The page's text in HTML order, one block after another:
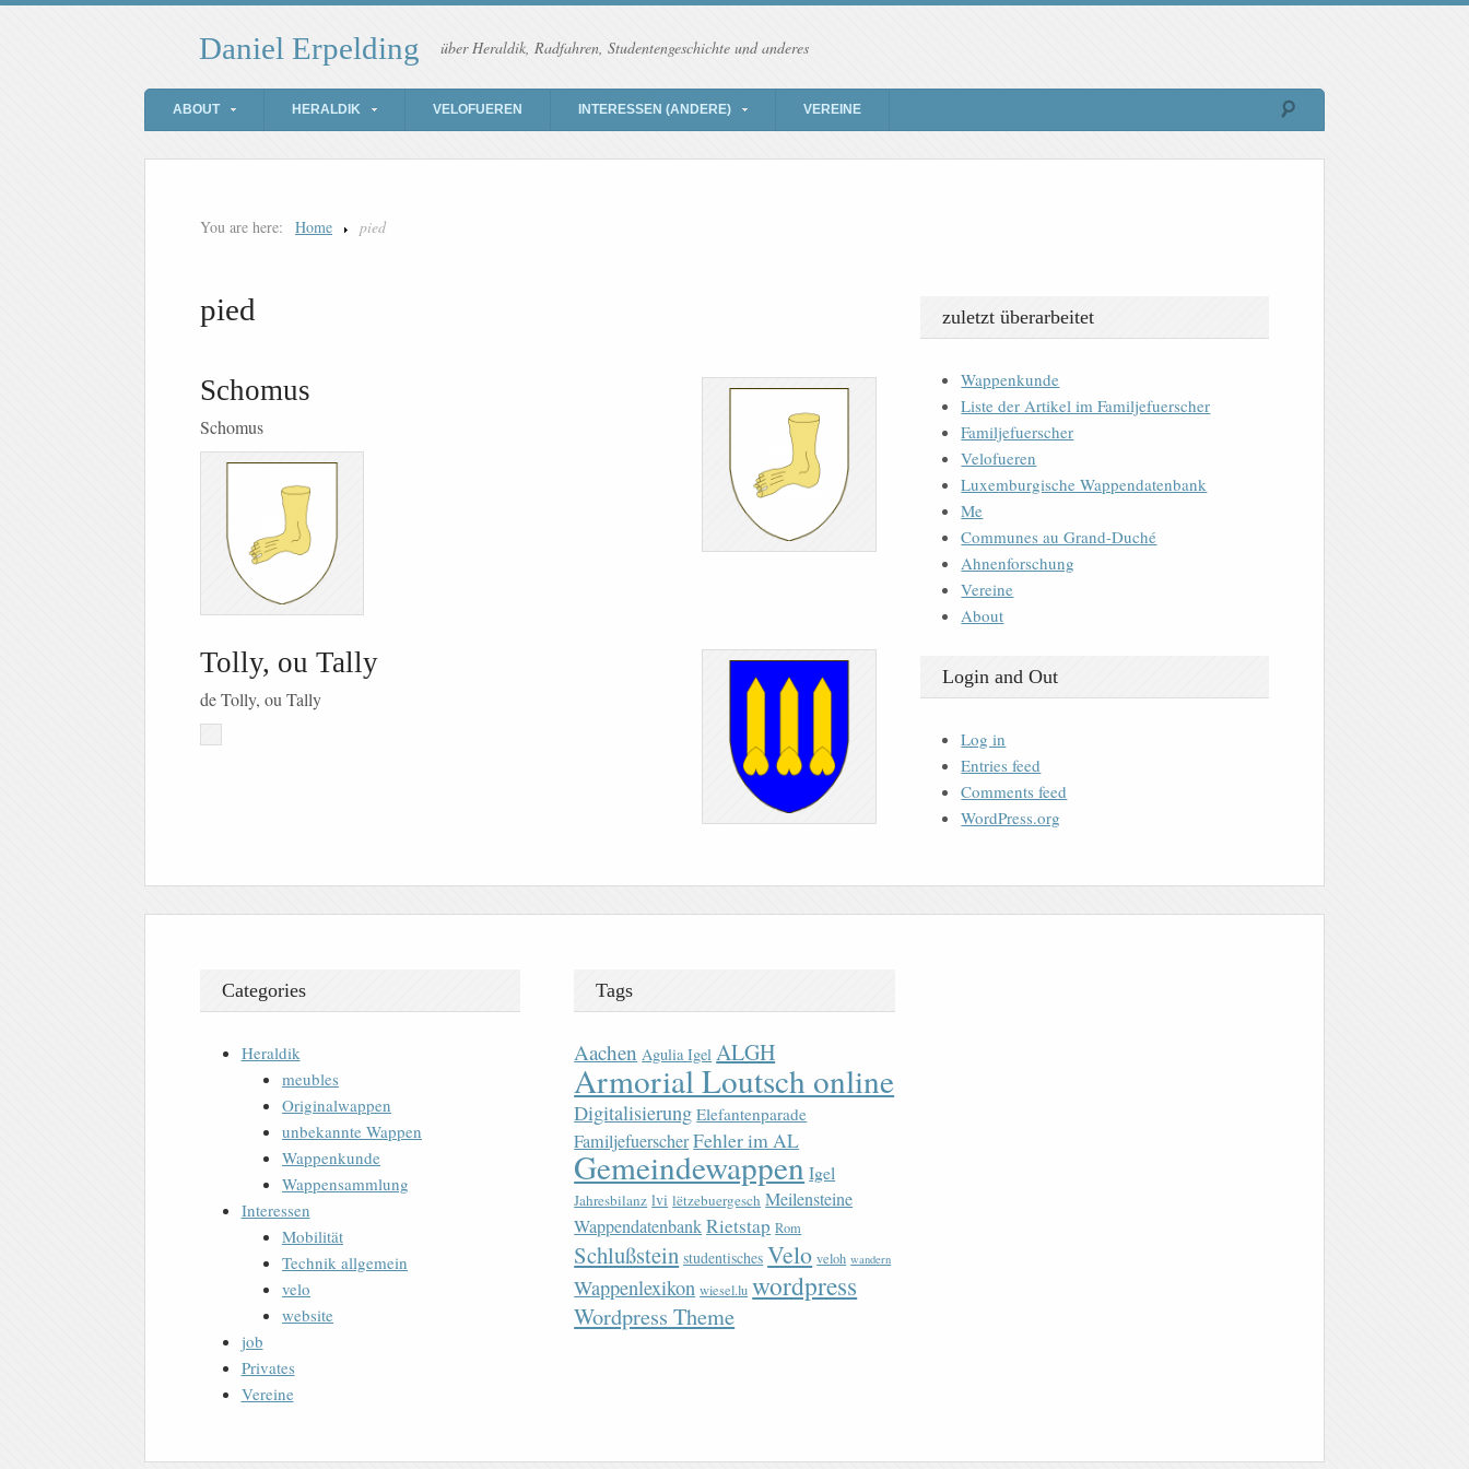
Daniel Erpelding über Heraldik, Radfahren, Studentengeschichte und anderes
ABOUT HERALDIK VELOFUEREN INTERESSEN (ANDERE) VEREINE
You are here: Home pied
pied
Schomus
Schomus
Tolly, ou Tally
de Tolly, ou Tally
zuletzt überarbeitet
Wappenkunde
Liste der Artikel im Familjefuerscher
Familjefuerscher
Velofueren
Luxemburgische Wappendatenbank
Me
Communes au Grand-Duché
Ahnenforschung
Vereine
About
Login and Out
Log in
Entries feed
Comments feed
WordPress.org
Categories
Heraldik
meubles
Originalwappen
unbekannte Wappen
Wappenkunde
Wappensammlung
Interessen
Mobilität
Technik allgemein
velo
website
job
Privates
Vereine
Tags
Aachen Agulia Igel ALGH
Armorial Loutsch online
Digitalisierung Elefantenparade
FamiljefuerscherFehler im AL
Gemeindewappen Igel
Jahresbilanz lvi lëtzebuergesch Meilensteine
WappendatenbankRietstap Rom
Schlußstein studentisches Velo veloh wandern
Wappenlexikon wiesel.lu wordpress
Wordpress Theme